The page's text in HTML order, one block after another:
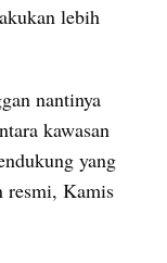
lebih
nantinya
kawasan
yang
resmi, Kamis